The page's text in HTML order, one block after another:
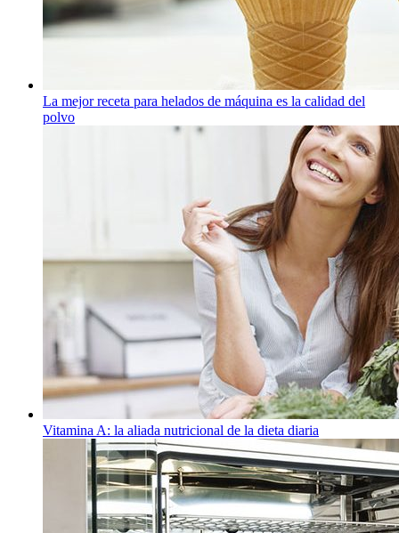
La mejor receta para helados de máquina es la calidad del
polvo
Vitamina A: la aliada nutricional de la dieta diaria